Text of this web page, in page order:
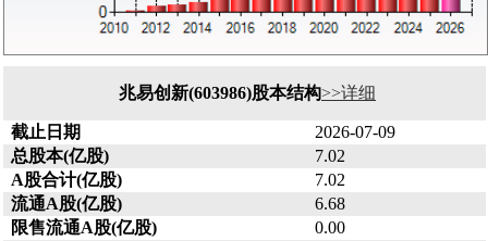
兆易创新(603986)股本结构>>详细
截止日期
2026-07-09
总股本(亿股)
7.02
A股合计(亿股)
7.02
流通A股(亿股)
6.68
限售流通A股(亿股)
0.00